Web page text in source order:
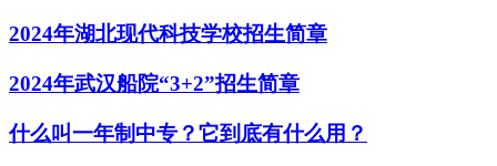
2024年湖北现代科技学校招生简章
2024年武汉船院“3+2”招生简章
什么叫一年制中专？它到底有什么用？